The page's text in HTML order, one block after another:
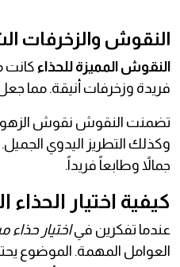
النقوش والزخرفات
النقوش المميزة للحذاء كانت
فريدة وزخرفات أنيقة. مما
تضمنت النقوش نقوش الزهور
وكذلك التطريز اليدوي
جمالاً وطابعاً فريداً.
كيفية اختيار
عندما تفكرين فياختيار حذاء
العوامل المهمة. الموضوع